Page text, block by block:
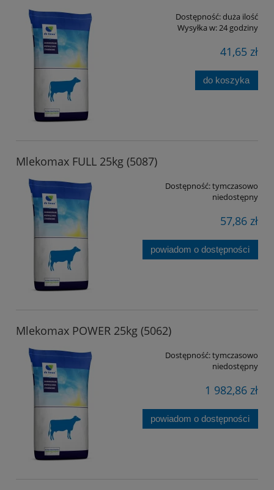
Dostępność:duża ilość
Wysyłka w: 24 godziny
41,65 zł
do koszyka
Mlekomax FULL 25kg (5087)
Dostępność:tymczasowo
niedostępny
57,86 zł
powiadom o dostępności
Mlekomax POWER 25kg (5062)
Dostępność:tymczasowo
niedostępny
1 982,86 zł
powiadom o dostępności